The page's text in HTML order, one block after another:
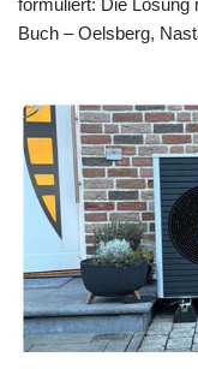
formuliert: Die Lösung
Buch – Oelsberg,